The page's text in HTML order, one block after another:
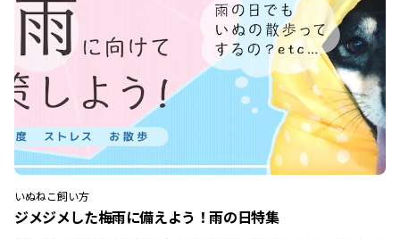
いぬねこ飼い方
ジメジメした梅雨に備えよう！雨の日特集